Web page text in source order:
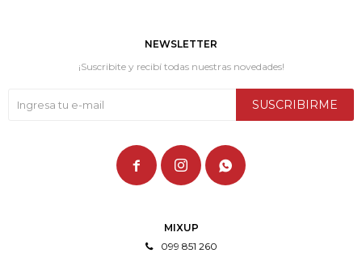
MIXUP
099 851 260
NEWSLETTER
¡Suscribite y recibí todas nuestras novedades!
SUSCRIBIRME
  